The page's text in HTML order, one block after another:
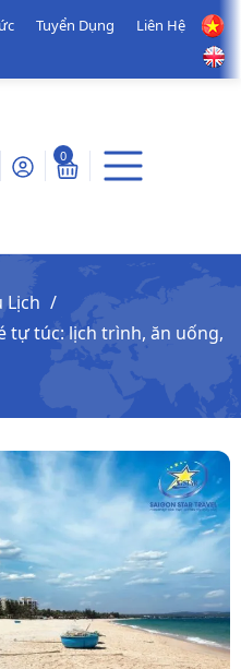
Tuyển Dụng Liên Hệ
0
Lịch
tự túc: lịch trình, ăn uống,